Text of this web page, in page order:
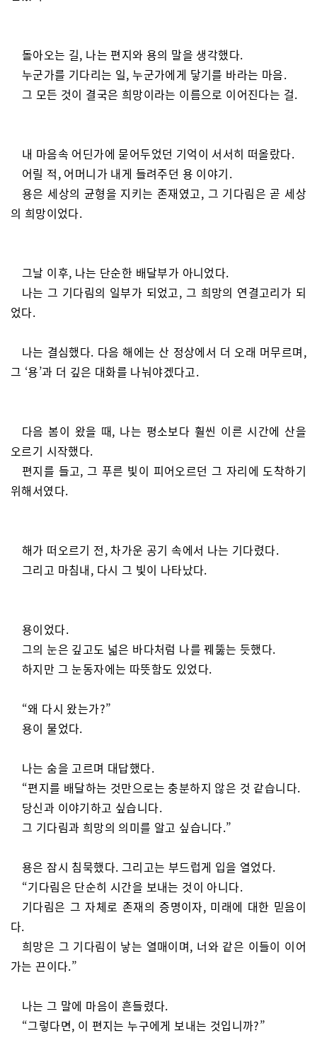
돌아오는 길, 나는 편지와 용의 말을 생각했다.
누군가를 기다리는 일, 누군가에게 닿기를 바라는 마음.
그 모든 것이 결국은 희망이라는 이름으로 이어진다는 걸.
내 마음속 어딘가에 묻어두었던 기억이 서서히 떠올랐다.
어릴 적, 어머니가 내게 들려주던 용 이야기.
용은 세상의 균형을 지키는 존재였고, 그 기다림은 곧 세상
의 희망이었다.
그날 이후, 나는 단순한 배달부가 아니었다.
나는 그 기다림의 일부가 되었고, 그 희망의 연결고리가 되
었다.
나는 결심했다. 다음 해에는 산 정상에서 더 오래 머무르며,
그 ‘용’과 더 깊은 대화를 나눠야겠다고.
다음 봄이 왔을 때, 나는 평소보다 훨씬 이른 시간에 산을
오르기 시작했다.
편지를 들고, 그 푸른 빛이 피어오르던 그 자리에 도착하기
위해서였다.
해가 떠오르기 전, 차가운 공기 속에서 나는 기다렸다.
그리고 마침내, 다시 그 빛이 나타났다.
용이었다.
그의 눈은 깊고도 넓은 바다처럼 나를 꿰뚫는 듯했다.
하지만 그 눈동자에는 따뜻함도 있었다.
“왜 다시 왔는가?”
용이 물었다.
나는 숨을 고르며 대답했다.
“편지를 배달하는 것만으로는 충분하지 않은 것 같습니다.
당신과 이야기하고 싶습니다.
그 기다림과 희망의 의미를 알고 싶습니다.”
용은 잠시 침묵했다. 그리고는 부드럽게 입을 열었다.
“기다림은 단순히 시간을 보내는 것이 아니다.
기다림은 그 자체로 존재의 증명이자, 미래에 대한 믿음이
다.
희망은 그 기다림이 낳는 열매이며, 너와 같은 이들이 이어
가는 끈이다.”
나는 그 말에 마음이 흔들렸다.
“그렇다면, 이 편지는 누구에게 보내는 것입니까?”